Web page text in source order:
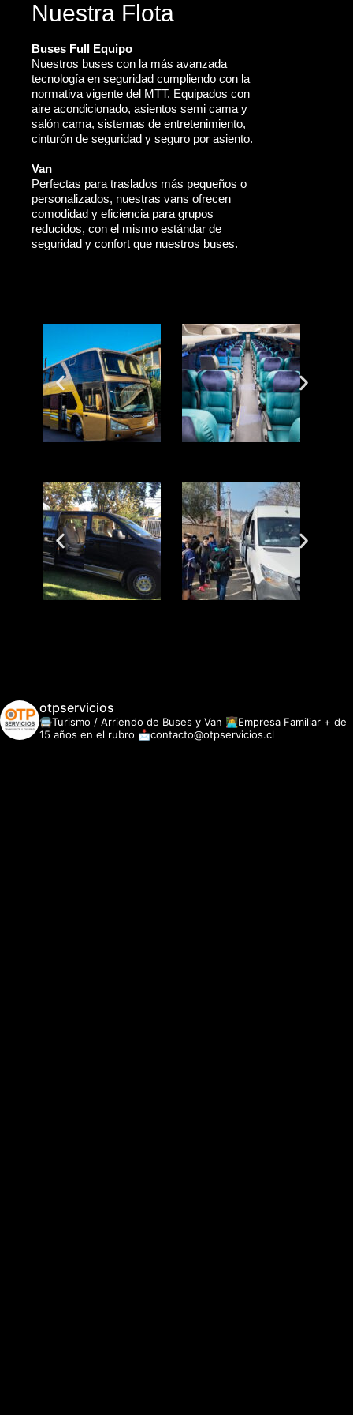
Nuestra Flota
Buses Full Equipo
Nuestros buses con la más avanzada
tecnología en seguridad cumpliendo con la
normativa vigente del MTT. Equipados con
aire acondicionado, asientos semi cama y
salón cama, sistemas de entretenimiento,
cinturón de seguridad y seguro por asiento.
Van
Perfectas para traslados más pequeños o
personalizados, nuestras vans ofrecen
comodidad y eficiencia para grupos
reducidos, con el mismo estándar de
seguridad y confort que nuestros buses.
otpservicios
🚍Turismo / Arriendo de Buses y Van 👩‍💻Empresa Familiar + de
15 años en el rubro 📩contacto@otpservicios.cl